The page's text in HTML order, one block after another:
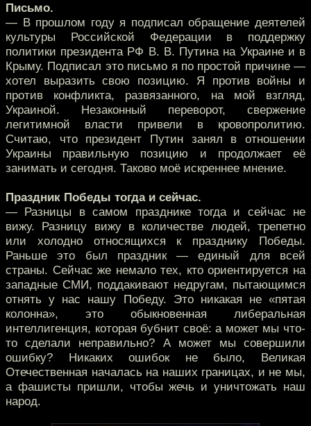
Письмо.
— В прошлом году я подписал обращение деятелей
культуры Российской Федерации в поддержку
политики президента РФ В. В. Путина на Украине и в
Крыму. Подписал это письмо я по простой причине —
хотел выразить свою позицию. Я против войны и
против конфликта, развязанного, на мой взгляд,
Украиной. Незаконный переворот, свержение
легитимной власти привели в кровопролитию.
Считаю, что президент Путин занял в отношении
Украины правильную позицию и продолжает её
занимать и сегодня. Таково моё искреннее мнение.
Праздник Победы тогда и сейчас.
— Разницы в самом празднике тогда и сейчас не
вижу. Разницу вижу в количестве людей, трепетно
или холодно относящихся к празднику Победы.
Раньше это был праздник — единый для всей
страны. Сейчас же немало тех, кто ориентируется на
западные СМИ, поддакивают недругам, пытающимся
отнять у нас нашу Победу. Это никакая не «пятая
колонна», это обыкновенная либеральная
интеллигенция, которая бубнит своё: а может мы что-
то сделали неправильно? А может мы совершили
ошибку? Никаких ошибок не было, Великая
Отечественная началась на наших границах, и не мы,
а фашисты пришли, чтобы жечь и уничтожать наш
народ.